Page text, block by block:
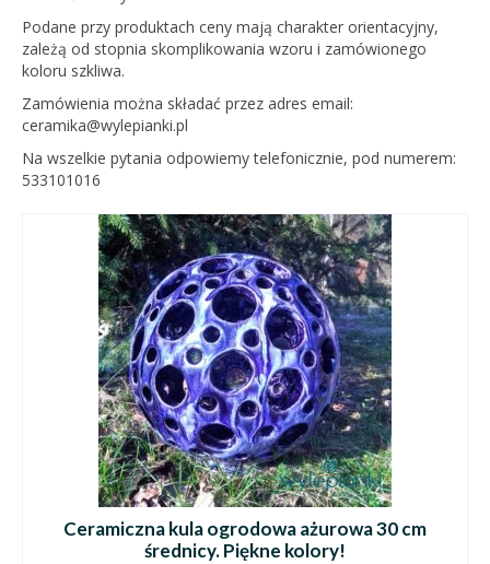
Podane przy produktach ceny mają charakter orientacyjny,
zależą od stopnia skomplikowania wzoru i zamówionego
koloru szkliwa.
Zamówienia można składać przez adres email:
ceramika@wylepianki.pl
Na wszelkie pytania odpowiemy telefonicznie, pod numerem:
533101016
Ceramiczna kula ogrodowa ażurowa 30 cm
średnicy. Piękne kolory!